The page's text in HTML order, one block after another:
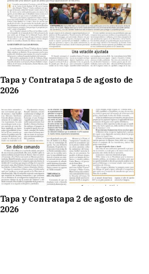
Tapa y Contratapa 5 de agosto de
2026
Tapa y Contratapa 2 de agosto de
2026